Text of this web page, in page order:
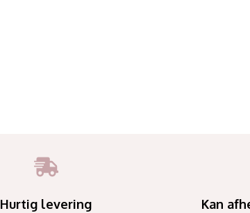
Hurtig levering Kan